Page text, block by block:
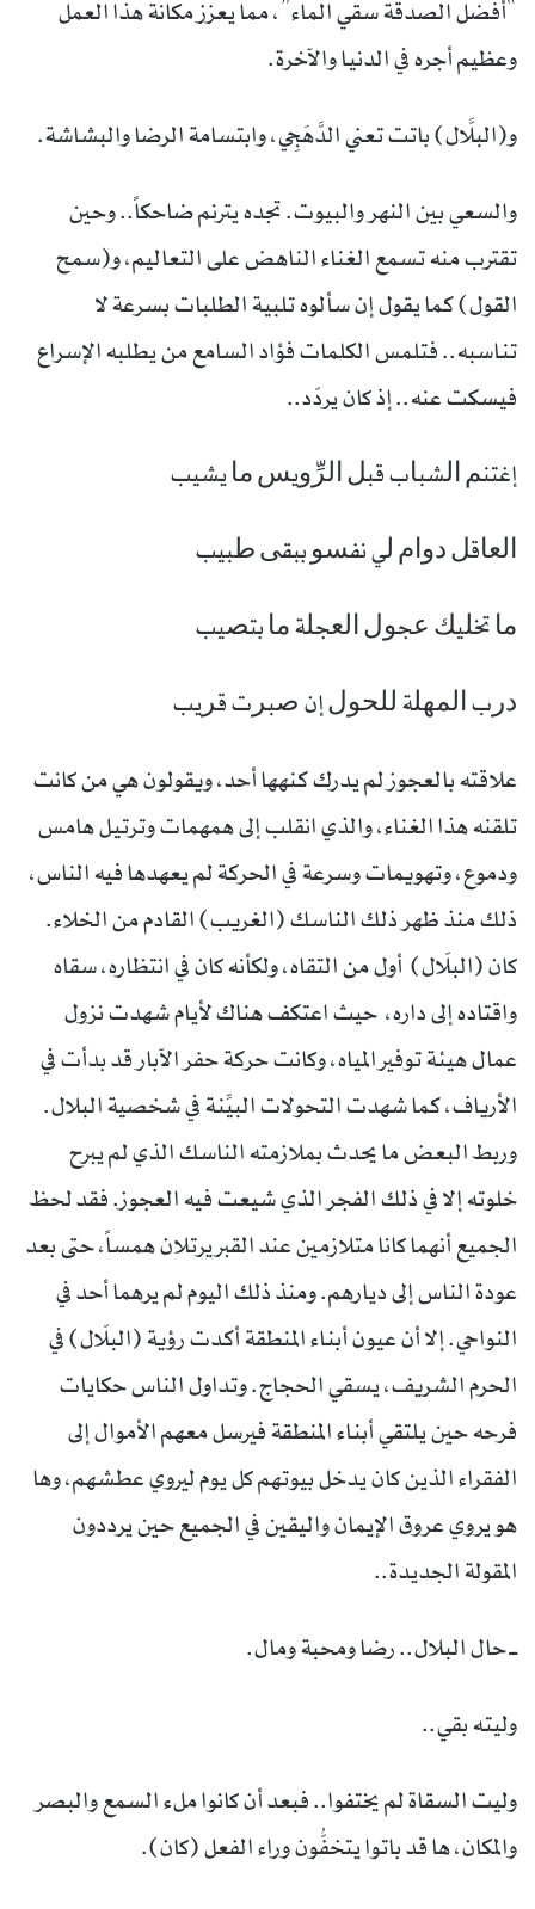
“أفضل الصدقة سقي الماء”، مما يعزز مكانة هذا العمل
وعظيم أجره في الدنيا والآخرة.
و(البلَّال) باتت تعني الدَّهَجِي، وابتسامة الرضا والبشاشة.
والسعي بين النهر والبيوت. تجده يترنم ضاحكاً.. وحين
تقترب منه تسمع الغناء الناهض على التعاليم، و(سمح
القول) كما يقول إن سألوه تلبية الطلبات بسرعة لا
تناسبه.. فتلمس الكلمات فؤاد السامع من يطلبه الإسراع
فيسكت عنه.. إذ كان يردّد..
إﻏﺘﻨﻢ ﺍﻟﺸﺒﺎﺏ ﻗﺒﻞ ﺍﻟﺮِّﻭﻳﺲ ﻣﺎ ﻳﺸﻴﺐ
ﺍﻟﻌﺎﻗﻞ ﺩﻭﺍﻡ ﻟﻲ ﻧﻔﺴﻮ ﺑﺒﻘﻰ ﻃﺒﻴﺐ
ﻣﺎ ﺗﺨﻠﻴﻚ ﻋﺠﻮﻝ ﺍﻟﻌﺠﻠﺔ ﻣﺎ ﺑﺘﺼﻴﺐ
ﺩﺭﺏ ﺍﻟﻤﻬﻠﺔ ﻟﻠﺤﻮﻝ إﻥ ﺻﺒﺮﺕ ﻗﺮﻳﺐ
علاقته بالعجوز لم يدرك كنهها أحد، ويقولون هي من كانت
تلقنه هذا الغناء، والذي انقلب إلى همهمات وترتيل هامس
ودموع، وتهويمات وسرعة في الحركة لم يعهدها فيه الناس،
ذلك منذ ظهر ذلك الناسك (الغريب) القادم من الخلاء.
كان (البلّال) أول من التقاه، ولكأنه كان في انتظاره، سقاه
واقتاده إلى داره، حيث اعتكف هناك لأيام شهدت نزول
عمال هيئة توفير المياه، وكانت حركة حفر الآبار قد بدأت في
الأرياف، كما شهدت التحولات البيِّنة في شخصية البلال.
وربط البعض ما يحدث بملازمته الناسك الذي لم يبرح
خلوته إلا في ذلك الفجر الذي شيعت فيه العجوز. فقد لحظ
الجميع أنهما كانا متلازمين عند القبر يرتلان همساً، حتى بعد
عودة الناس إلى ديارهم. ومنذ ذلك اليوم لم يرهما أحد في
النواحي. إلا أن عيون أبناء المنطقة أكدت رؤية (البلّال) في
الحرم الشريف، يسقي الحجاج. وتداول الناس حكايات
فرحه حين يلتقي أبناء المنطقة فيرسل معهم الأموال إلى
الفقراء الذين كان يدخل بيوتهم كل يوم ليروي عطشهم، وها
هو يروي عروق الإيمان واليقين في الجميع حين يرددون
المقولة الجديدة..
ــ حال البلال.. رضا ومحبة ومال.
وليته بقي..
وليت السقاة لم يختفوا.. فبعد أن كانوا ملء السمع والبصر
والمكان، ها قد باتوا يتخفُّون وراء الفعل (كان).